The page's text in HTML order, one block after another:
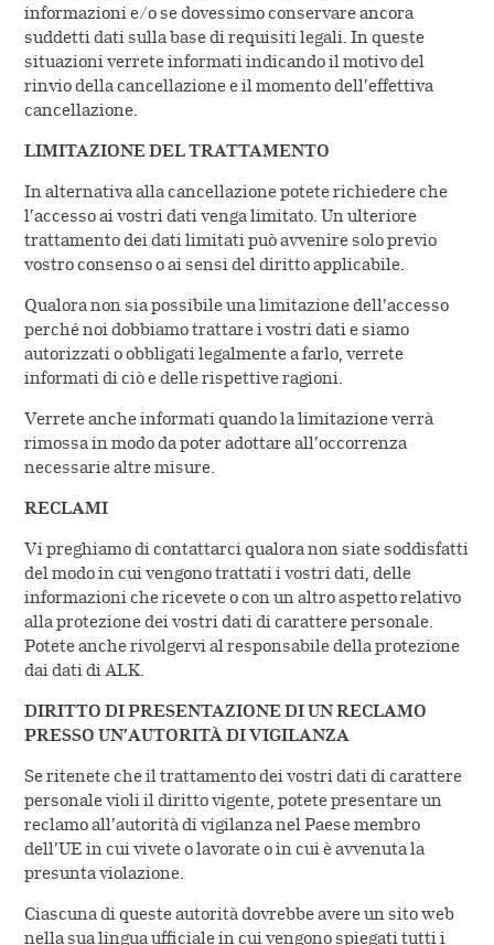
informazioni e/o se dovessimo conservare ancora
suddetti dati sulla base di requisiti legali. In queste
situazioni verrete informati indicando il motivo del
rinvio della cancellazione e il momento dell’effettiva
cancellazione.
LIMITAZIONE DEL TRATTAMENTO
In alternativa alla cancellazione potete richiedere che
l’accesso ai vostri dati venga limitato. Un ulteriore
trattamento dei dati limitati può avvenire solo previo
vostro consenso o ai sensi del diritto applicabile.
Qualora non sia possibile una limitazione dell’accesso
perché noi dobbiamo trattare i vostri dati e siamo
autorizzati o obbligati legalmente a farlo, verrete
informati di ciò e delle rispettive ragioni.
Verrete anche informati quando la limitazione verrà
rimossa in modo da poter adottare all’occorrenza
necessarie altre misure.
RECLAMI
Vi preghiamo di contattarci qualora non siate soddisfatti
del modo in cui vengono trattati i vostri dati, delle
informazioni che ricevete o con un altro aspetto relativo
alla protezione dei vostri dati di carattere personale.
Potete anche rivolgervi al responsabile della protezione
dai dati di ALK.
DIRITTO DI PRESENTAZIONE DI UN RECLAMO
PRESSO UN’AUTORITÀ DI VIGILANZA
Se ritenete che il trattamento dei vostri dati di carattere
personale violi il diritto vigente, potete presentare un
reclamo all’autorità di vigilanza nel Paese membro
dell’UE in cui vivete o lavorate o in cui è avvenuta la
presunta violazione.
Ciascuna di queste autorità dovrebbe avere un sito web
nella sua lingua ufficiale in cui vengono spiegati tutti i